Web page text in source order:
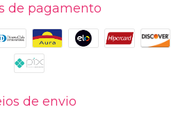
de pagamento
de envio